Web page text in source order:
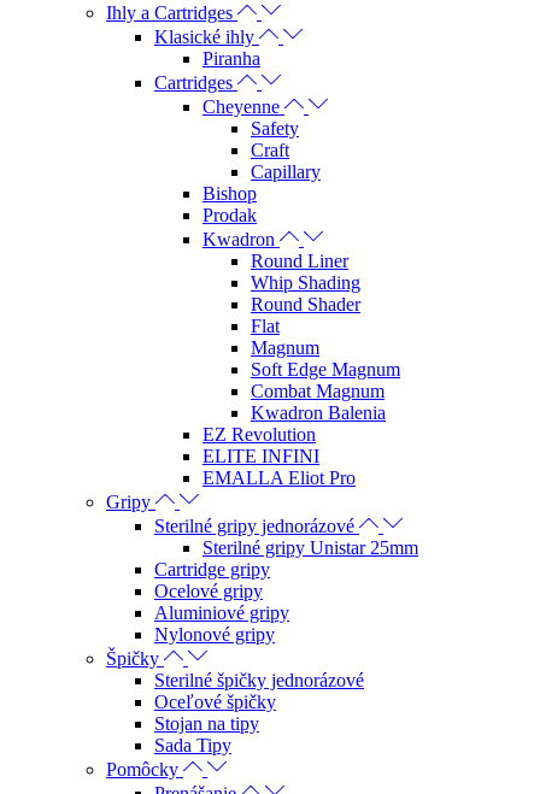
Ihly a Cartridges
Klasické ihly
Piranha
Cartridges
Cheyenne
Safety
Craft
Capillary
Bishop
Prodak
Kwadron
Round Liner
Whip Shading
Round Shader
Flat
Magnum
Soft Edge Magnum
Combat Magnum
Kwadron Balenia
EZ Revolution
ELITE INFINI
EMALLA Eliot Pro
Gripy
Sterilné gripy jednorázové
Sterilné gripy Unistar 25mm
Cartridge gripy
Ocelové gripy
Aluminiové gripy
Nylonové gripy
Špičky
Sterilné špičky jednorázové
Oceľové špičky
Stojan na tipy
Sada Tipy
Pomôcky